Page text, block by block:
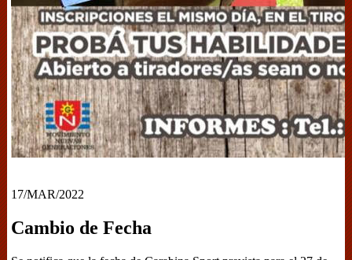
17/MAR/2022
Cambio de Fecha